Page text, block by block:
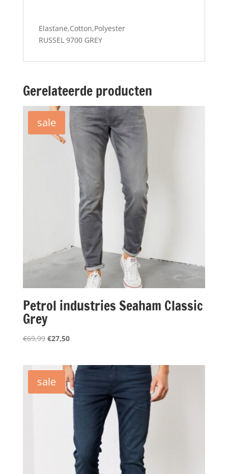
Elastane,Cotton,Polyester
RUSSEL 9700 GREY
Gerelateerde producten
sale
Petrol industries Seaham Classic
Grey
€69,99 Oorspronkelijke
€69,99.
€27,50Huidige
€27,50.
sale